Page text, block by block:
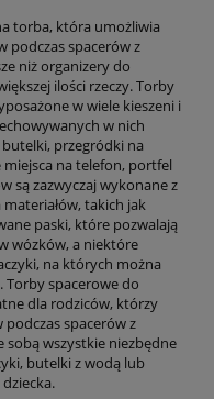
torba, która umożliwia
podczas spacerów z
niż organizery do
ilości rzeczy. Torby
w wiele kieszeni i
w nich
przegródki na
na telefon, portfel
są zazwyczaj wykonane z
materiałów, takich jak
paski, które pozwalają
wózków, a niektóre
na których można
spacerowe do
dla rodziców, którzy
spacerów z
sobą wszystkie niezbędne
butelki z wodą lub